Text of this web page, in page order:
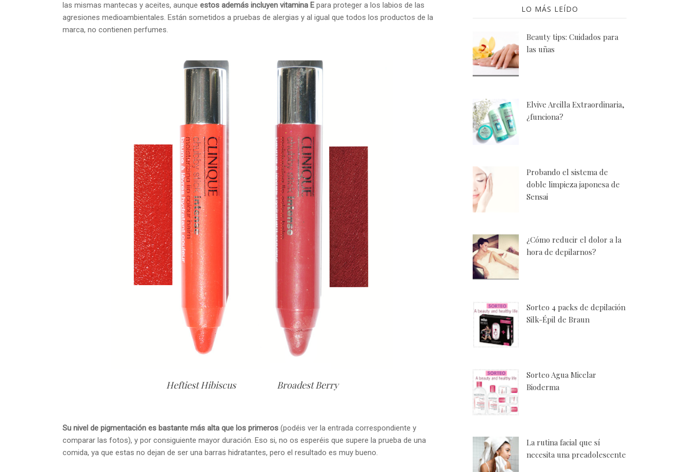
las mismas mantecas y aceites, aunque estos además incluyen vitamina E para proteger a los labios de las
agresiones medioambientales. Están sometidos a pruebas de alergias y al igual que todos los productos de la
marca, no contienen perfumes.
Heftiest Hibiscus Broadest Berry
Su nivel de pigmentación es bastante más alta que los primeros (podéis ver la entrada correspondiente y
comparar las fotos), y por consiguiente mayor duración. Eso si, no os esperéis que supere la prueba de una
comida, ya que estas no dejan de ser una barras hidratantes, pero el resultado es muy bueno.
LO MÁS LEÍDO
Beauty tips: Cuidados para
las uñas
Elvive Arcilla Extraordinaria,
¿funciona?
Probando el sistema de
doble limpieza japonesa de
Sensai
¿Cómo reducir el dolor a la
hora de depilarnos?
Sorteo 4 packs de depilación
Silk-Épil de Braun
Sorteo Agua Micelar
Bioderma
La rutina facial que sí
necesita una preadolescente